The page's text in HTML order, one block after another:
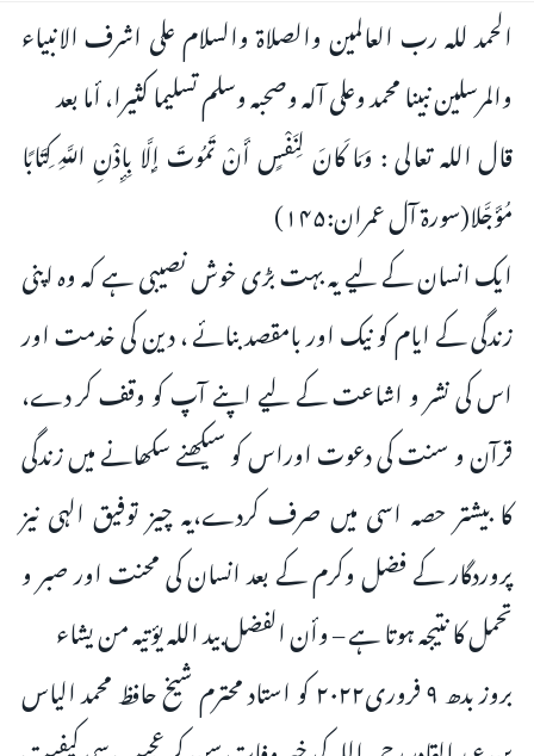
الحمد للہ رب العالمین والصلاۃ والسلام علی اشرف الانبیاء
والمرسلین نبینا محمد وعلی آلہ وصحبه وسلم تسليما كثيرا، أما بعد
قال الله تعالى : وَمَا كَانَ لِنَفْسٍ أَنْ تَمُوتَ إِلَّا بِإِذْنِ اللَّهِ كِتَابًا
مُؤَجَّلا(سورة آل عمران:۱۴۵)
ایک انسان کے لیے یہ بہت بڑی خوش نصیبی ہے کہ وہ اپنی
زندگی کے ایام کو نیک اور بامقصد بنائے ، دین کی خدمت اور
اس کی نشر و اشاعت کے لیے اپنے آپ کو وقف کر دے،
قرآن و سنت کی دعوت اوراس كو سیکھنے سکھانے میں زندگی
کا بیشتر حصہ اسی میں صرف كردے،یہ چیز توفيق الہى نيز
پروردگار کے فضل وکرم کے بعد انسان کی محنت اور صبر و
تحمل کا نتیجہ ہوتا ہے – وأن الفضل بيد الله يؤتيه من يشاء
بروز بدھ ٩ فروری۲۰۲۲ کو استاد محترم شیخ حافظ محمد الیاس